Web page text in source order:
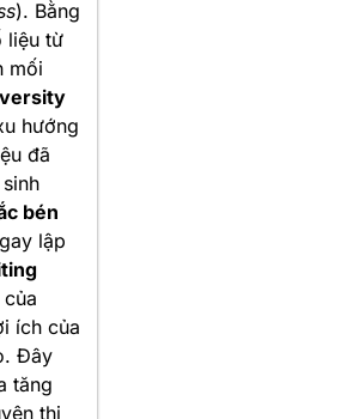
). Bằng
liệu từ
mối
hướng
đã
bén
lập
ích của
Đây
tăng
thi